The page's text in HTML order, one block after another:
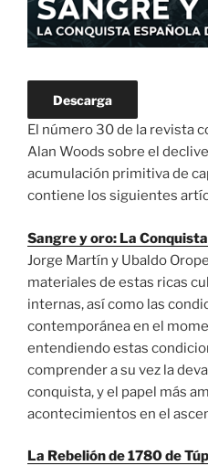
Descarga
El número 30 de la revista
Alan Woods sobre el
acumulación primitiva de
contiene los siguientes
Sangre y oro: La
Jorge Martín y Ubaldo
materiales de estas ricas
internas, así como las
contemporánea en el
entendiendo estas
comprender a su vez la
conquista, y el papel más
acontecimientos en el
La Rebelión de 1780 de